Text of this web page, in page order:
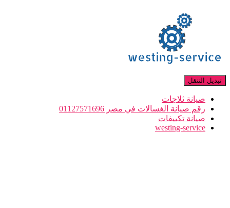
تبديل التنقل
صيانة ثلاجات
رقم صيانة الغسالات في مصر 01127571696
صيانة تكييفات
westing-service